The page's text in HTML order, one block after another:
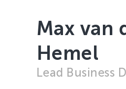
Glastuinbouw
Sierteelt
Zachtfruit
Max van
Hemel
Lead Business